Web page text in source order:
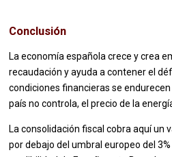
Conclusión
La economía española crece y crea
recaudación y ayuda a contener el
condiciones financieras se
país no controla, el precio de la
La consolidación fiscal cobra aquí un
por debajo del umbral europeo del